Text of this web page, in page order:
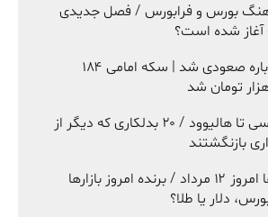
بورس و فرابورس / فصل جدیدی
آغاز شده است؟
بازار طلا دوباره صعودی شد | سکه امامی ۱۸۴
از ارشا اقدسی تا هالیوود / ۲۰ بدلکاری که دیگر از
بازنگشتند
نبض بازارها امروز ۱۲ مرداد / برنده امروز بازارها
دلار یا طلا؟